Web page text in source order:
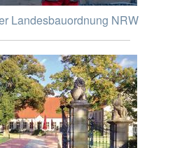
Landesbauordnung NRW